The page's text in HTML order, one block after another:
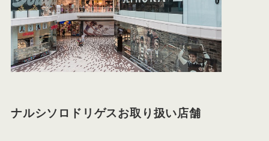
ナルシソロドリゲスお取り扱い店舗